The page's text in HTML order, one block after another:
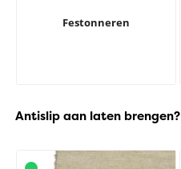
Festonneren
Antislip aan laten brengen?